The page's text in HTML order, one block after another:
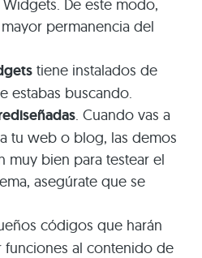
De este modo,
permanencia del
tiene instalados de
estabas buscando.
. Cuando vas a
tu web o blog, las demos
muy bien para testear el
asegúrate que se
códigos que harán
al contenido de